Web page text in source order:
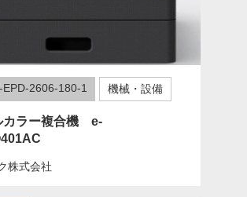
EPD-2606-180-1 機械・設備
カラー複合機 e-
株式会社